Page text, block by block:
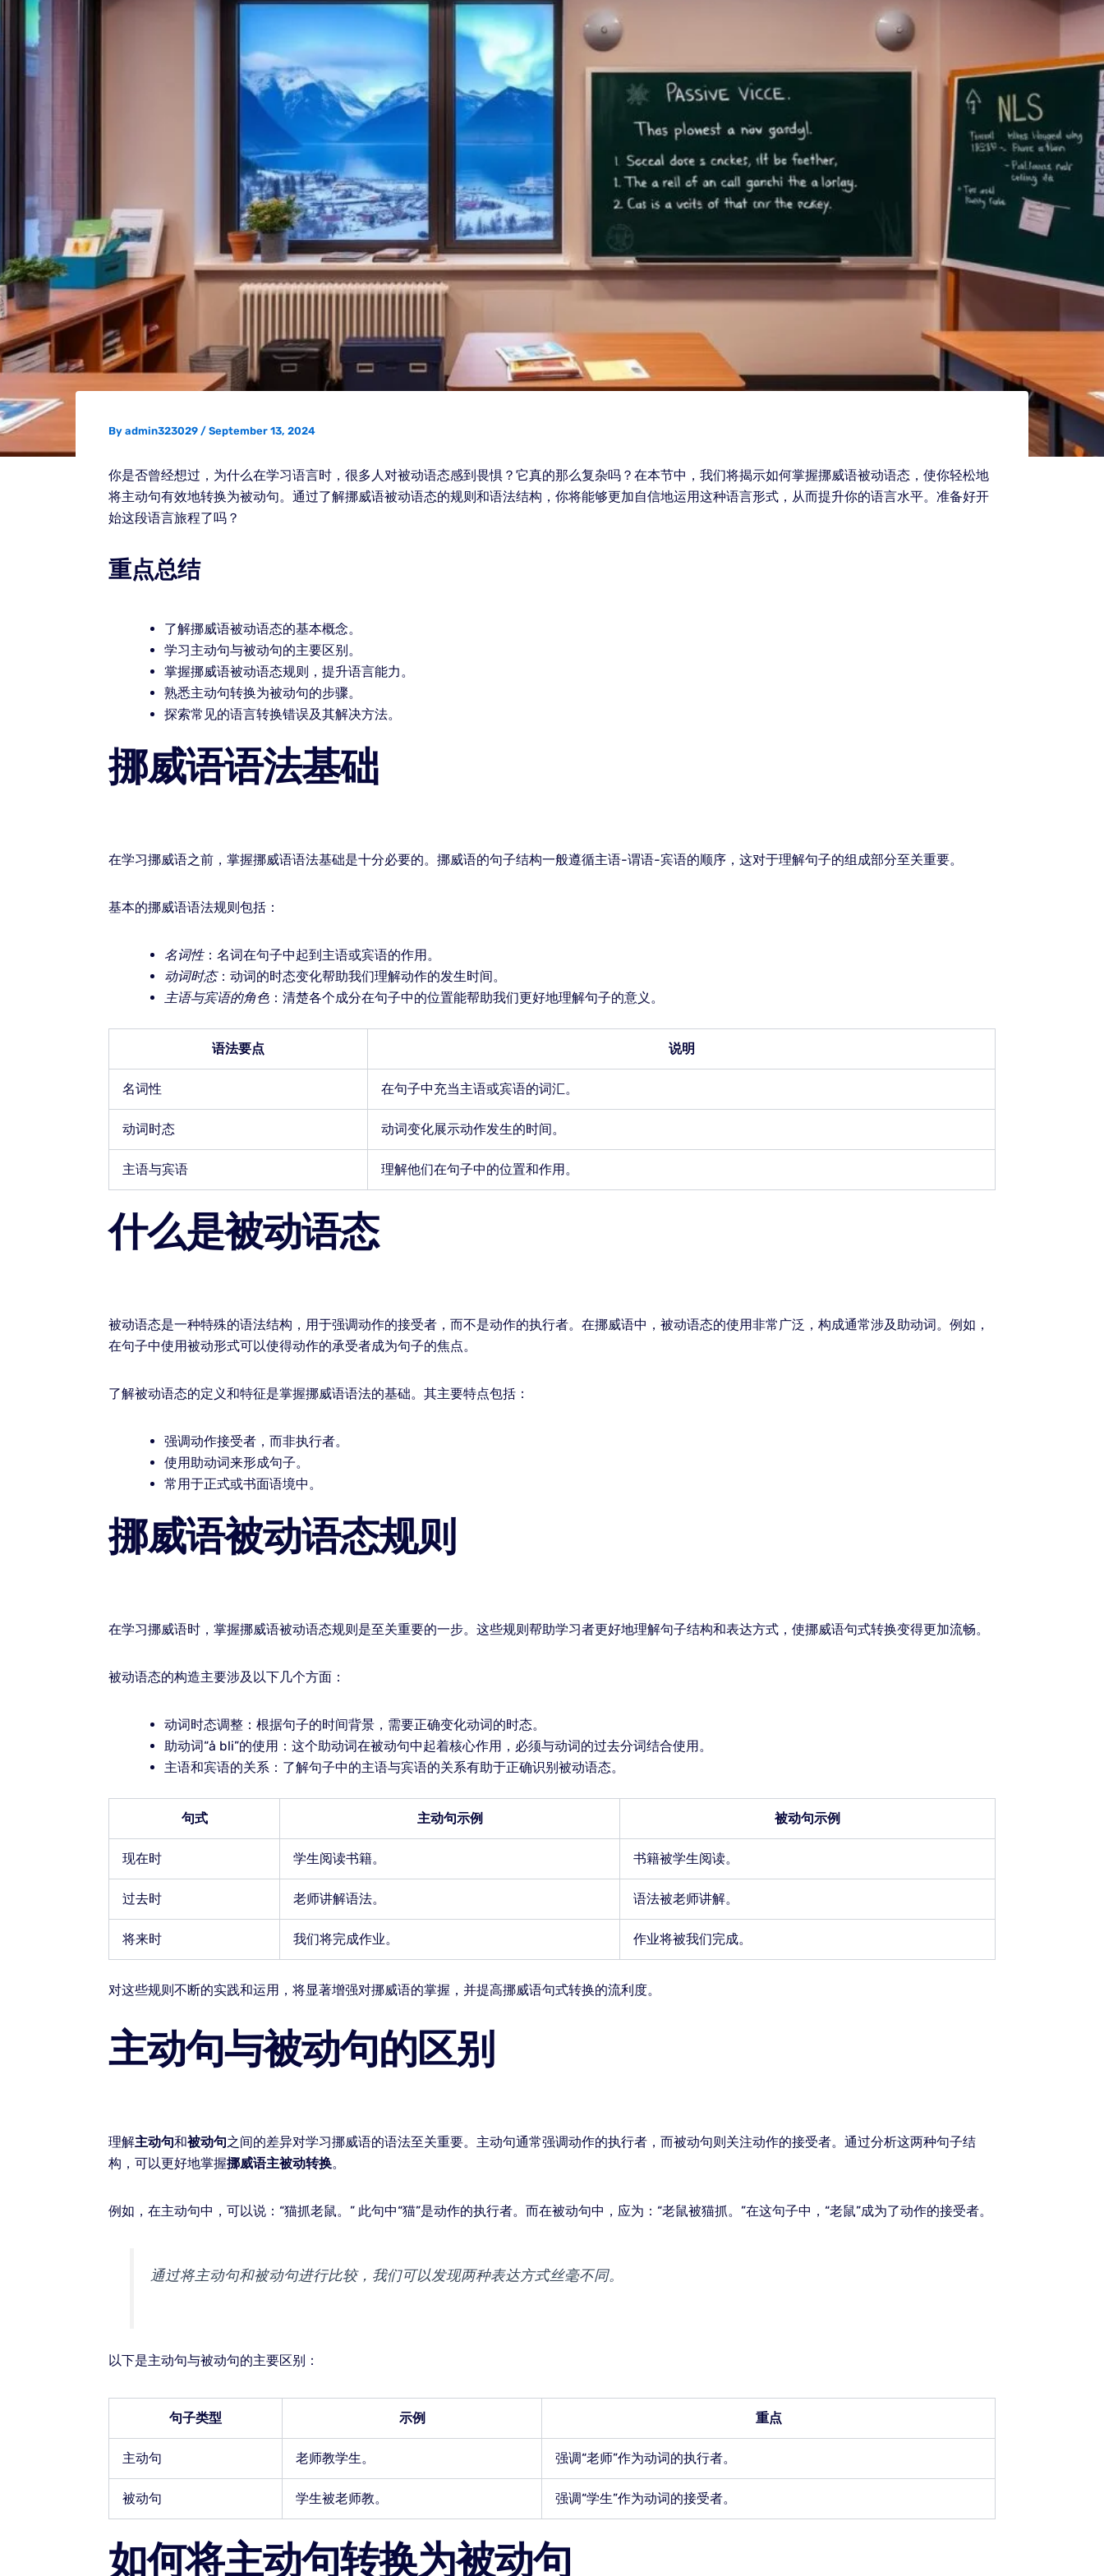
By admin323029 / September 13, 2024
你是否曾经想过，为什么在学习语言时，很多人对被动语态感到畏惧？它真的那么复杂吗？在本节中，我们将揭示如何掌握挪威语被动语态，使你轻松地
将主动句有效地转换为被动句。通过了解挪威语被动语态的规则和语法结构，你将能够更加自信地运用这种语言形式，从而提升你的语言水平。准备好开
始这段语言旅程了吗？
重点总结
了解挪威语被动语态的基本概念。
学习主动句与被动句的主要区别。
掌握挪威语被动语态规则，提升语言能力。
熟悉主动句转换为被动句的步骤。
探索常见的语言转换错误及其解决方法。
挪威语语法基础
在学习挪威语之前，掌握挪威语语法基础是十分必要的。挪威语的句子结构一般遵循主语-谓语-宾语的顺序，这对于理解句子的组成部分至关重要。
基本的挪威语语法规则包括：
名词性：名词在句子中起到主语或宾语的作用。
动词时态：动词的时态变化帮助我们理解动作的发生时间。
主语与宾语的角色 ：清楚各个成分在句子中的位置能帮助我们更好地理解句子的意义。
语法要点 说明
名词性 在句子中充当主语或宾语的词汇。
动词时态 动词变化展示动作发生的时间。
主语与宾语 理解他们在句子中的位置和作用。
什么是被动语态
被动语态是一种特殊的语法结构，用于强调动作的接受者，而不是动作的执行者。在挪威语中，被动语态的使用非常广泛，构成通常涉及助动词。例如，
在句子中使用被动形式可以使得动作的承受者成为句子的焦点。
了解被动语态的定义和特征是掌握挪威语语法的基础。其主要特点包括：
强调动作接受者，而非执行者。
使用助动词来形成句子。
常用于正式或书面语境中。
挪威语被动语态规则
在学习挪威语时，掌握挪威语被动语态规则是至关重要的一步。这些规则帮助学习者更好地理解句子结构和表达方式，使挪威语句式转换变得更加流畅。
被动语态的构造主要涉及以下几个方面：
动词时态调整：根据句子的时间背景，需要正确变化动词的时态。
助动词“å bli”的使用：这个助动词在被动句中起着核心作用，必须与动词的过去分词结合使用。
主语和宾语的关系：了解句子中的主语与宾语的关系有助于正确识别被动语态。
句式 主动句示例 被动句示例
现在时 学生阅读书籍。 书籍被学生阅读。
过去时 老师讲解语法。 语法被老师讲解。
将来时 我们将完成作业。 作业将被我们完成。
对这些规则不断的实践和运用，将显著增强对挪威语的掌握，并提高挪威语句式转换的流利度。
主动句与被动句的区别
理解主动句和被动句之间的差异对学习挪威语的语法至关重要。主动句通常强调动作的执行者，而被动句则关注动作的接受者。通过分析这两种句子结
构，可以更好地掌握挪威语主被动转换。
例如，在主动句中，可以说：“猫抓老鼠。” 此句中“猫”是动作的执行者。而在被动句中，应为：“老鼠被猫抓。”在这句子中，“老鼠”成为了动作的接受者。
通过将主动句和被动句进行比较，我们可以发现两种表达方式丝毫不同。
以下是主动句与被动句的主要区别：
句子类型 示例 重点
主动句 老师教学生。 强调“老师”作为动词的执行者。
被动句 学生被老师教。 强调“学生”作为动词的接受者。
如何将主动句转换为被动句